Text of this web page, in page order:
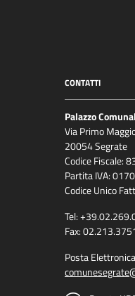
CONTATTI
Palazzo
Via Primo
20054 Segrate
Codice Fiscale:
Partita IVA:
Codice Unico
Tel:
Fax:
Posta